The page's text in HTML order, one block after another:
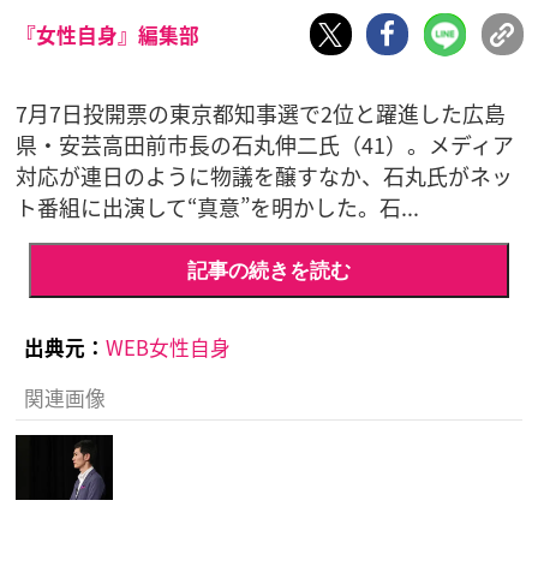
『女性自身』編集部
7月7日投開票の東京都知事選で2位と躍進した広島
県・安芸高田前市長の石丸伸二氏（41）。メディア
対応が連日のように物議を醸すなか、石丸氏がネッ
ト番組に出演して“真意”を明かした。石...
記事の続きを読む
出典元： WEB女性自身
関連画像